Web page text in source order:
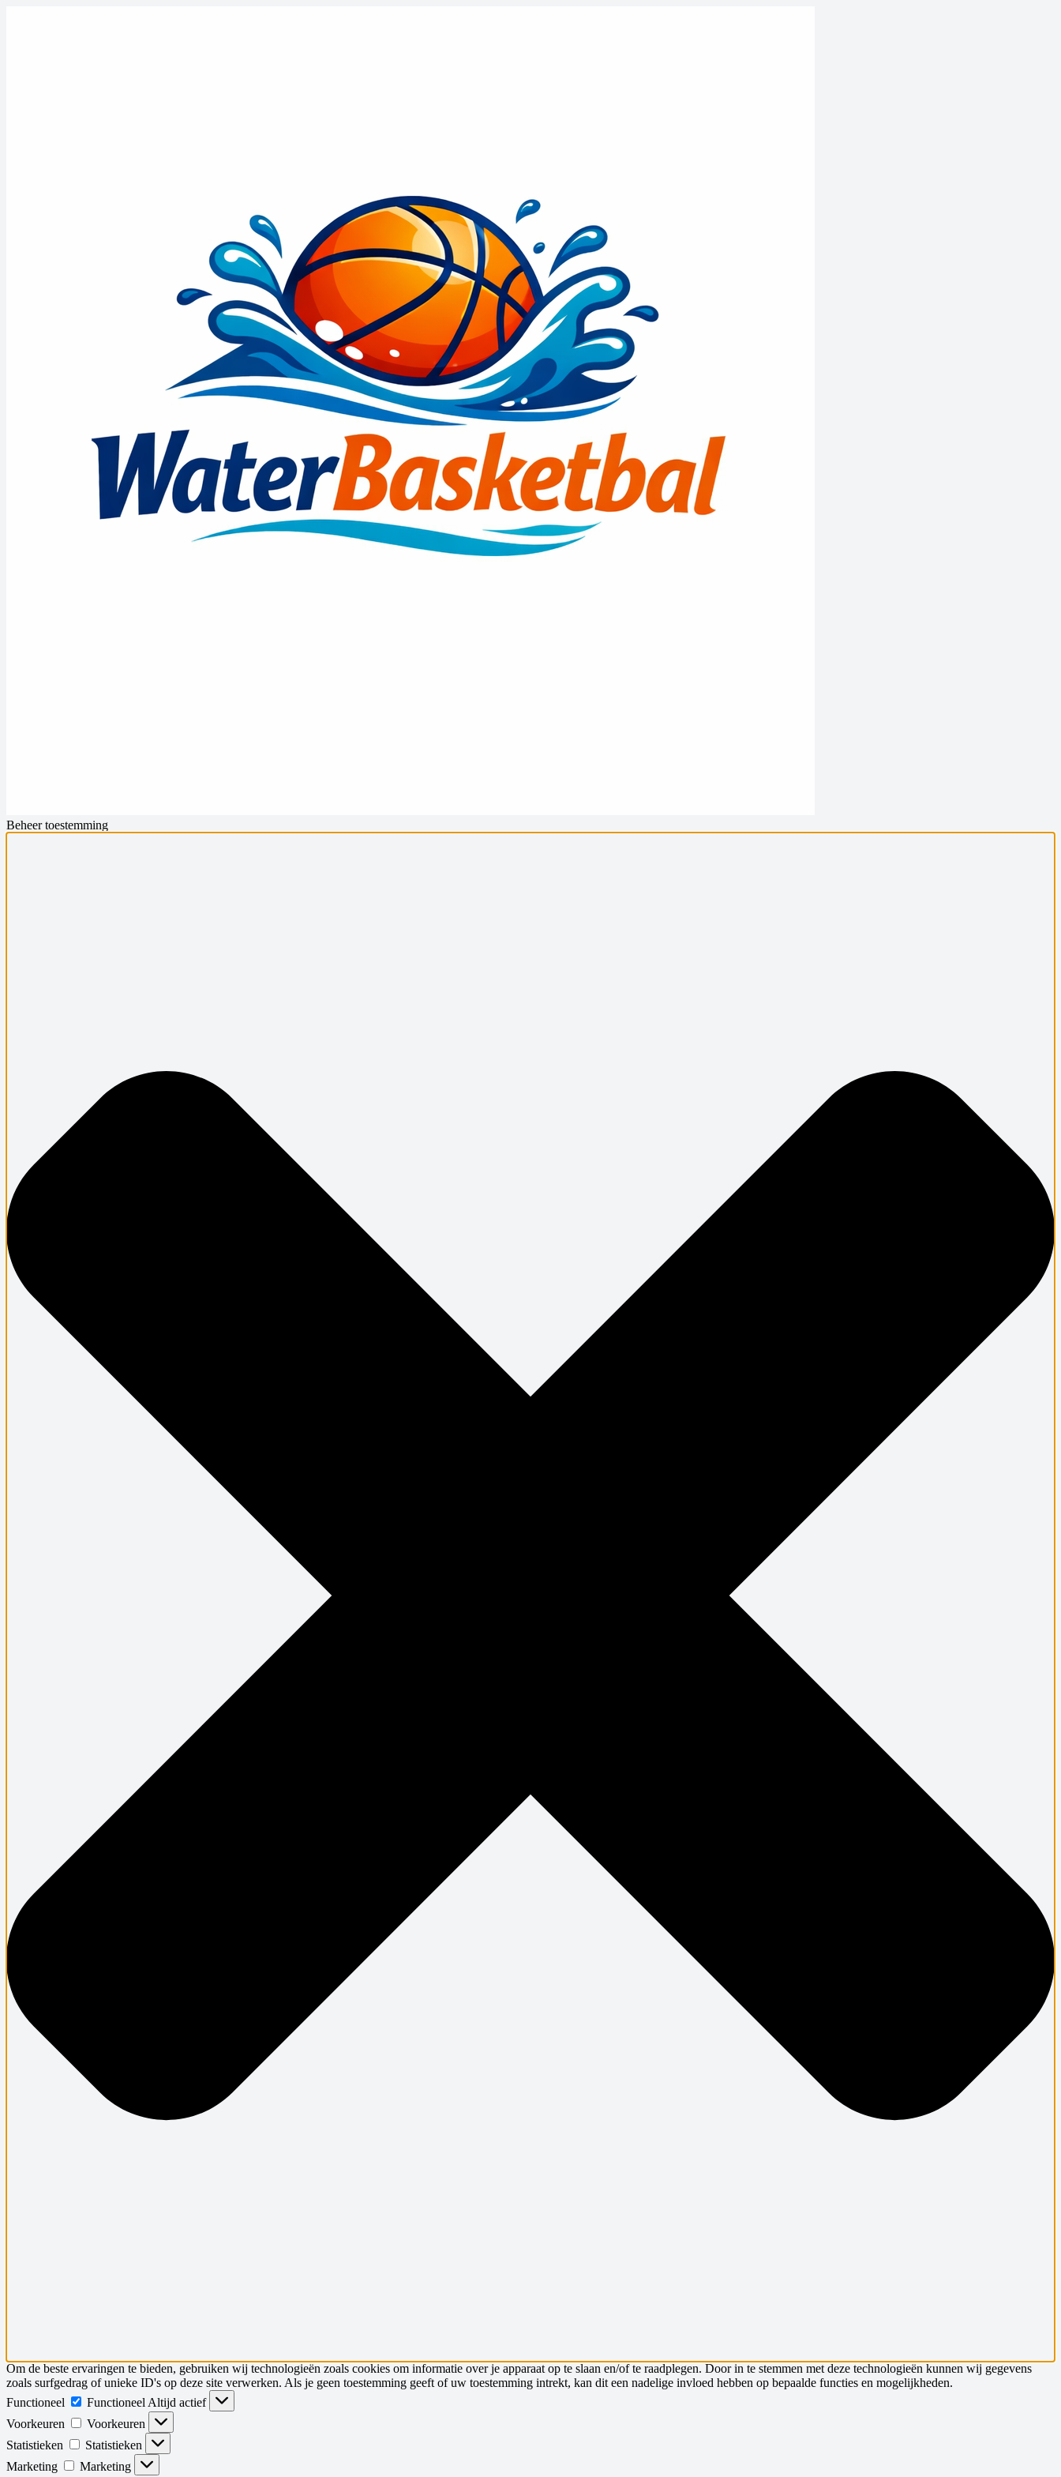
Beheer toestemming
Om de beste ervaringen te bieden, gebruiken wij technologieën zoals cookies om informatie over je apparaat op te slaan en/of te raadplegen. Door in te stemmen met deze technologieën kunnen wij gegevens
zoals surfgedrag of unieke ID's op deze site verwerken. Als je geen toestemming geeft of uw toestemming intrekt, kan dit een nadelige invloed hebben op bepaalde functies en mogelijkheden.
Functioneel
Functioneel Altijd actief
Voorkeuren
Voorkeuren
Statistieken
Statistieken
Marketing
Marketing